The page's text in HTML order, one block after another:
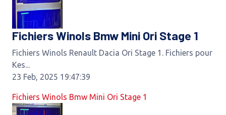
Fichiers Winols Bmw Mini Ori Stage 1
Fichiers Winols Renault Dacia Ori Stage 1. Fichiers pour
Kes...
23 Feb, 2025 19:47:39
Fichiers Winols Bmw Mini Ori Stage 1